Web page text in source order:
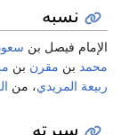
نسبه
فيصل بن سعود
بنمقرنبن
المريدي، من المردة
سيرته